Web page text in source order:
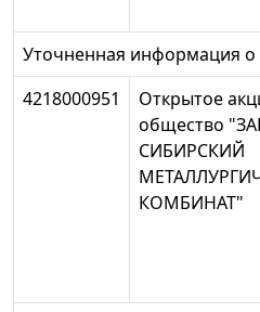
Уточненная информация о
4218000951
Открытое
общество
СИБИРСКИЙ
КОМБИНАТ"